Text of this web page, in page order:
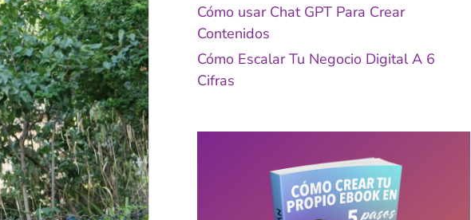
Cómo usar Chat GPT Para Crear
Contenidos
Cómo Escalar Tu Negocio Digital A 6
Cifras